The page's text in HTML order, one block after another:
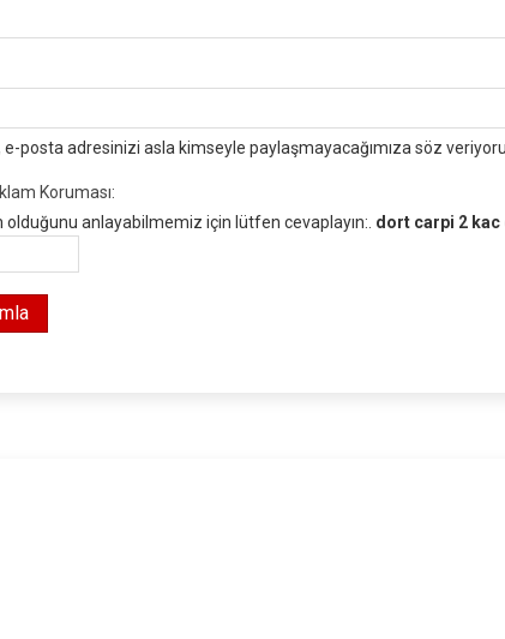
posta adresinizi asla kimseyle paylaşmayacağımıza söz
Koruması:
olduğunu anlayabilmemiz için lütfen cevaplayın:. dort carpi 2 kac